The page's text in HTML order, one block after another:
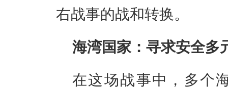
右战事的战和转换。
海湾国家：寻求安全多
在这场战事中，多个